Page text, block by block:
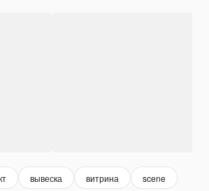
вывеска витрина scene